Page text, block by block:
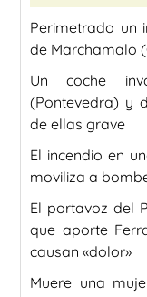
Perimetrado un
de Marchamalo
Un coche
(Pontevedra) y
de ellas grave
El incendio en
moviliza a
El portavoz del
que aporte
causan «dolor»
Muere una